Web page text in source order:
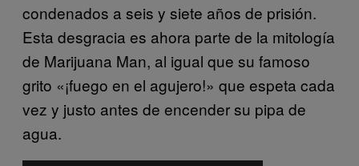
condenados a seis y siete años de prisión.
Esta desgracia es ahora parte de la mitología
de Marijuana Man, al igual que su famoso
grito «¡fuego en el agujero!» que espeta cada
vez y justo antes de encender su pipa de
agua.